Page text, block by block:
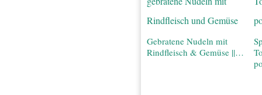
Gebratene Nudeln mit
Rindfleisch & Gemüse ||…